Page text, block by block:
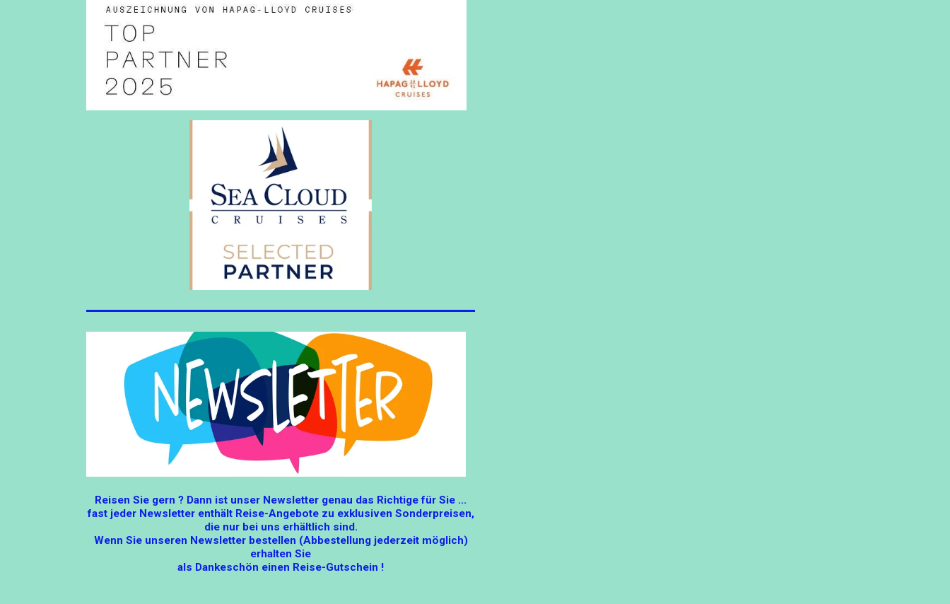
Reisen Sie gern ? Dann ist unser Newsletter genau das Richtige für Sie ...
fast jeder Newsletter enthält Reise-Angebote zu exklusiven Sonderpreisen,
die nur bei uns erhältlich sind.
Wenn Sie unseren Newsletter bestellen (Abbestellung jederzeit möglich)
erhalten Sie
als Dankeschön einen Reise-Gutschein !